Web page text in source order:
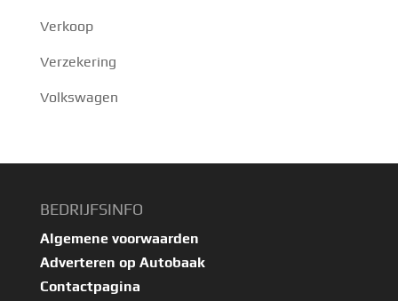
Verkoop
Verzekering
Volkswagen
BEDRIJFSINFO
Algemene voorwaarden
Adverteren op Autobaak
Contactpagina